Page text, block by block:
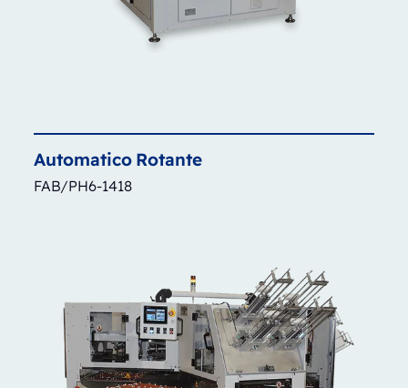
Automatico Rotante
FAB/PH6-1418